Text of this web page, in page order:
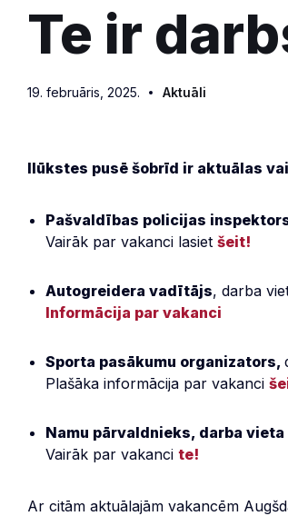
Te ir
19. februāris, 2025. Aktuāli
Ilūkstes pusē šobrīd ir aktuālas
Pašvaldības policijas
Vairāk par vakanci lasiet šeit!
Autogreidera vadītājs, darba
Informācija par vakanci
Sporta pasākumu organizators,
Plašāka informācija par vakanci
Namu pārvaldnieks, darba vieta
Vairāk par vakanci te!
Ar citām aktuālajām vakancēm